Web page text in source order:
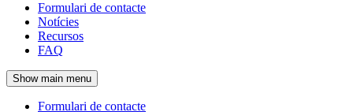
Navegació
principal
de
l'encapçalament
Formulari de contacte
Notícies
Recursos
FAQ
Show main menu
Formulari de contacte